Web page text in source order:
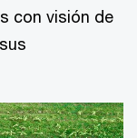
con visión de